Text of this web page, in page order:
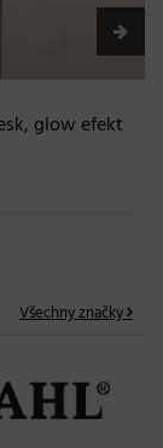
glow efekt
Všechny značky